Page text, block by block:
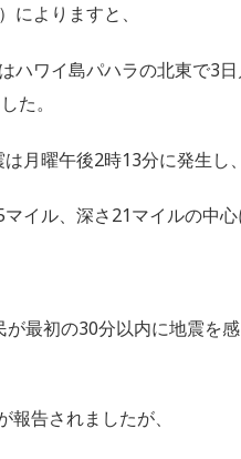
によりますと、
ハワイ島パハラの北東で3
た。
月曜午後2時13分に発生し、
イル、深さ21マイルの中心
最初の30分以内に地震を
告されましたが、